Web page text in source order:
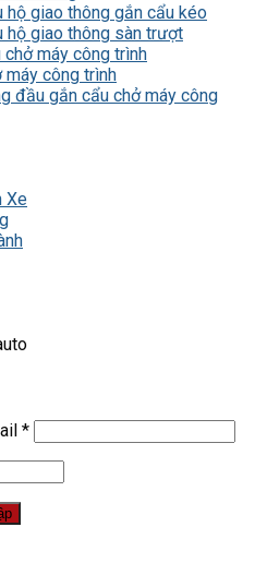
hộ giao thông gắn cẩu kéo
hộ giao thông sàn trượt
chở máy công trình
máy công trình
đầu gắn cẩu chở máy công
Xe
*